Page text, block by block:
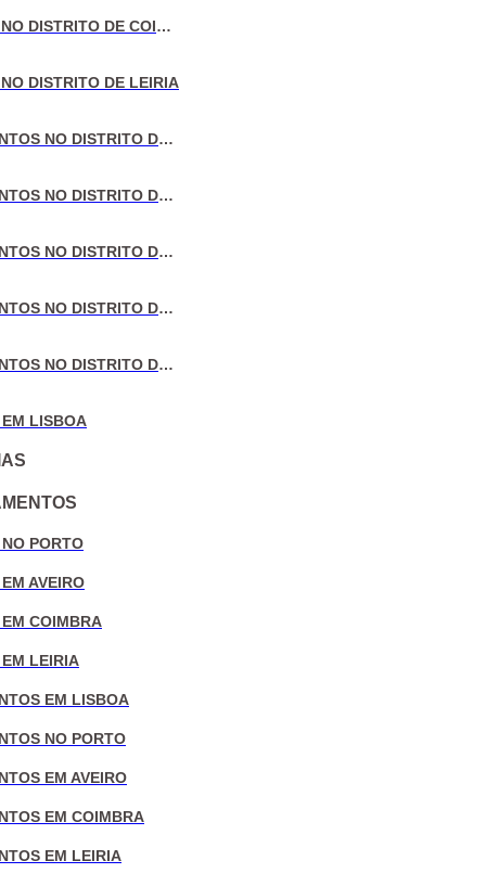
VENDA DE MORADIAS NO DISTRITO DE COIMBRA
DISTRITO DE LEIRIA
VENDA DE APARTAMENTOS NO DISTRITO DE LISBOA
VENDA DE APARTAMENTOS NO DISTRITO DO PORTO
VENDA DE APARTAMENTOS NO DISTRITO DE AVEIRO
VENDA DE APARTAMENTOS NO DISTRITO DE COIMBRA
VENDA DE APARTAMENTOS NO DISTRITO DE LEIRIA
LISBOA
PORTO
AVEIRO
COIMBRA
LEIRIA
EM LISBOA
NO PORTO
EM AVEIRO
EM COIMBRA
EM LEIRIA